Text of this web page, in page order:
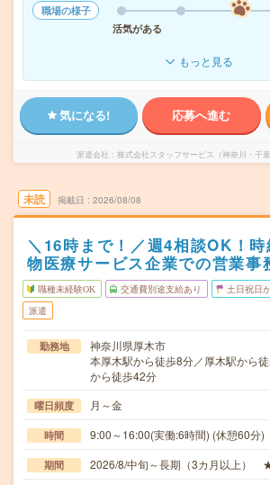
職場の様子
活気がある
もっと見る
気になる! 応募へ進む
派遣会社 株式会社スタッフサービス（神奈川・千葉
未読 掲載日 2026/08/08
＼16時まで！／週4相談OK！
物医療サービス企業での営業事
職種未経験OK 交通費別途支給あり 土日祝日
派遣
勤務地
神奈川県厚木市
本厚木駅から徒歩8分／厚木駅から
から徒歩42分
曜日頻度 月～金
時間 9:00～16:00(実働:6時間) (休憩60分)
期間 2026/8/中旬～長期（3カ月以上）